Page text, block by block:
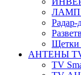
Радар-
Щетки
АНТЕНЫ
TV